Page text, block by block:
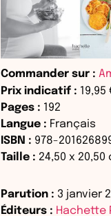
Commander sur :
Prix indicatif : 19,95
Pages : 192
Langue : Français
ISBN : 978-
Taille : 24,50 x 20,50
Parution : 3 janvier
Éditeurs : Hachette